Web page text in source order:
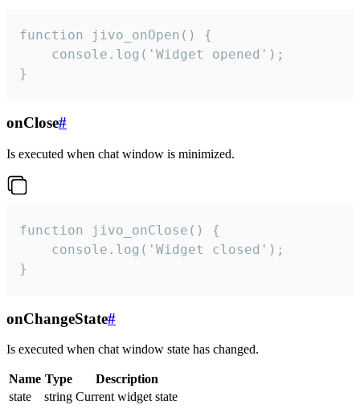
function jivo_onOpen() {
    console.log('Widget opened');
}
onClose#
Is executed when chat window is minimized.
function jivo_onClose() {
    console.log('Widget closed');
}
onChangeState#
Is executed when chat window state has changed.
Name Type
Description
state
string Current widget state